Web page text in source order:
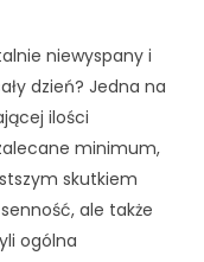
niewyspany i
dzień? Jedna na
ilości
minimum,
skutkiem
ale także
ogólna